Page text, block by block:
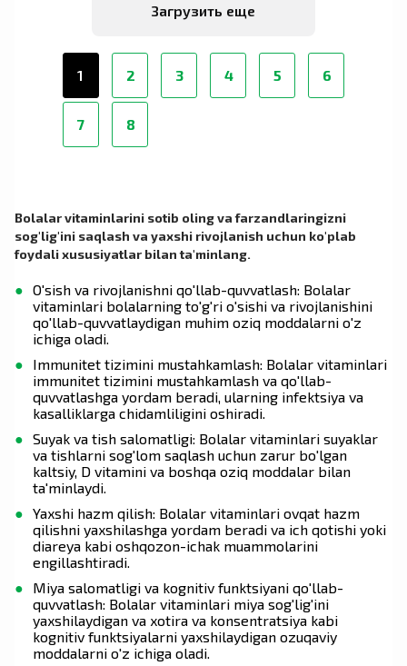
Загрузить еще
1 2 3 4 5 6
7 8
Bolalar vitaminlarini sotib oling va farzandlaringizni
sog'lig'ini saqlash va yaxshi rivojlanish uchun ko'plab
foydali xususiyatlar bilan ta'minlang.
O'sish va rivojlanishni qo'llab-quvvatlash: Bolalar
vitaminlari bolalarning to'g'ri o'sishi va rivojlanishini
qo'llab-quvvatlaydigan muhim oziq moddalarni o'z
ichiga oladi.
Immunitet tizimini mustahkamlash: Bolalar vitaminlari
immunitet tizimini mustahkamlash va qo'llab-
quvvatlashga yordam beradi, ularning infektsiya va
kasalliklarga chidamliligini oshiradi.
Suyak va tish salomatligi: Bolalar vitaminlari suyaklar
va tishlarni sog'lom saqlash uchun zarur bo'lgan
kaltsiy, D vitamini va boshqa oziq moddalar bilan
ta'minlaydi.
Yaxshi hazm qilish: Bolalar vitaminlari ovqat hazm
qilishni yaxshilashga yordam beradi va ich qotishi yoki
diareya kabi oshqozon-ichak muammolarini
engillashtiradi.
Miya salomatligi va kognitiv funktsiyani qo'llab-
quvvatlash: Bolalar vitaminlari miya sog'lig'ini
yaxshilaydigan va xotira va konsentratsiya kabi
kognitiv funktsiyalarni yaxshilaydigan ozuqaviy
moddalarni o'z ichiga oladi.